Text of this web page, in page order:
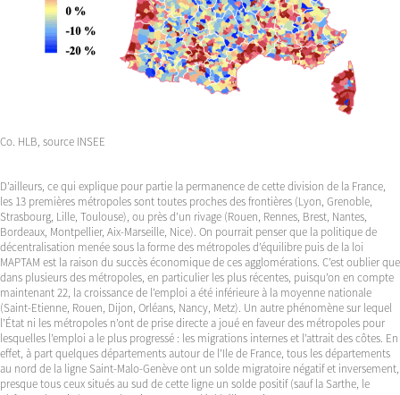
Co. HLB, source INSEE
D’ailleurs, ce qui explique pour partie la permanence de cette division de la France,
les 13 premières métropoles sont toutes proches des frontières (Lyon, Grenoble,
Strasbourg, Lille, Toulouse), ou près d’un rivage (Rouen, Rennes, Brest, Nantes,
Bordeaux, Montpellier, Aix-Marseille, Nice). On pourrait penser que la politique de
décentralisation menée sous la forme des métropoles d’équilibre puis de la loi
MAPTAM est la raison du succès économique de ces agglomérations. C’est oublier que
dans plusieurs des métropoles, en particulier les plus récentes, puisqu’on en compte
maintenant 22, la croissance de l’emploi a été inférieure à la moyenne nationale
(Saint-Etienne, Rouen, Dijon, Orléans, Nancy, Metz). Un autre phénomène sur lequel
l’État ni les métropoles n’ont de prise directe a joué en faveur des métropoles pour
lesquelles l’emploi a le plus progressé : les migrations internes et l’attrait des côtes. En
effet, à part quelques départements autour de l’Ile de France, tous les départements
au nord de la ligne Saint-Malo-Genève ont un solde migratoire négatif et inversement,
presque tous ceux situés au sud de cette ligne un solde positif (sauf la Sarthe, le